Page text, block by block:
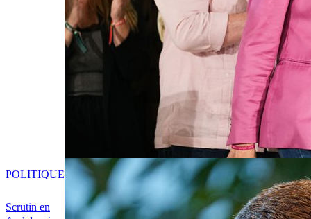
Scrutin en
POLITIQUE